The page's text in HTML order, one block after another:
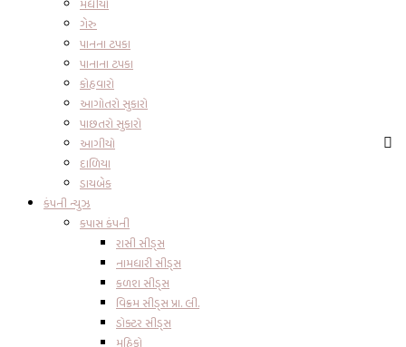
મધીયો
ગેરુ
પાનના ટપકા
પાનાના ટપકા
કોહવારો
આગોતરો સુકારો
પાછતરો સુકારો
આગીયો
દાળિયા
ડાયબેક
કંપની ન્યુઝ
કપાસ કંપની
રાસી સીડ્સ
નામધારી સીડ્સ
કળશ સીડ્સ
વિક્રમ સીડ્સ પ્રા. લી.
ડોક્ટર સીડ્સ